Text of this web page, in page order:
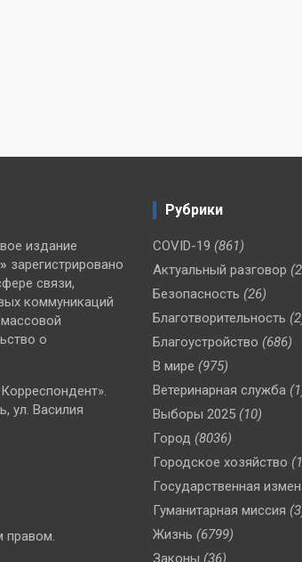
издание
зарегистрировано
связи,
коммуникаций
о
ул. Василия
правом.
Рубрики
COVID-19 (861)
Актуальный разговор
Безопасность (26)
Благотворительность
Благоустройство (686)
В мире (975)
Ветеринарная служба
Выборы 2025 (10)
Город (8036)
Городское хозяйство
Государственная
Гуманитарная миссия
Жизнь (6799)
Законы (36)